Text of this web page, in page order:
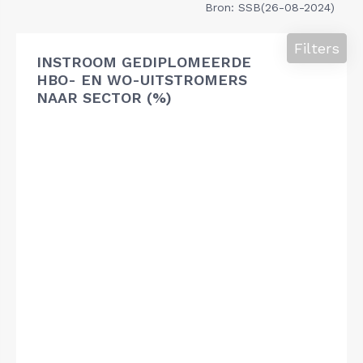
Bron: SSB(26-08-2024)
INSTROOM GEDIPLOMEERDE
HBO- EN WO-UITSTROMERS
NAAR SECTOR (%)
Filters